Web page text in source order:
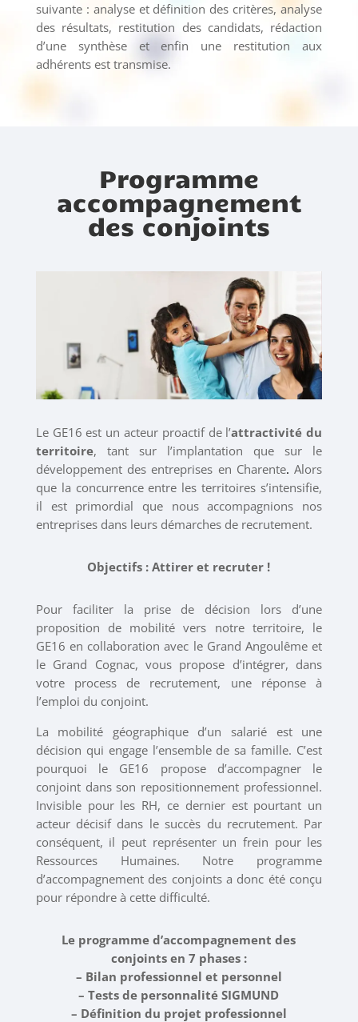
suivante : analyse et définition des critères, analyse
des résultats, restitution des candidats, rédaction
d’une synthèse et enfin une restitution aux
adhérents est transmise.
Programme
accompagnement
des conjoints
Le GE16 est un acteur proactif de l’attractivité du
territoire, tant sur l’implantation que sur le
développement des entreprises en Charente.Alors
que la concurrence entre les territoires s’intensifie,
il est primordial que nous accompagnions nos
entreprises dans leurs démarches de recrutement.
Objectifs :Attirer et recruter !
Pour faciliter la prise de décision lors d’une
proposition de mobilité vers notre territoire, le
GE16 en collaboration avec le Grand Angoulême et
le Grand Cognac, vous propose d’intégrer, dans
votre process de recrutement, une réponse à
l’emploi du conjoint.
La mobilité géographique d’un salarié est une
décision qui engage l’ensemble de sa famille. C’est
pourquoi le GE16 propose d’accompagner le
conjoint dans son repositionnement professionnel.
Invisible pour les RH, ce dernier est pourtant un
acteur décisif dans le succès du recrutement. Par
conséquent, il peut représenter un frein pour les
Ressources Humaines. Notre programme
d’accompagnement des conjoints a donc été conçu
pour répondre à cette difficulté.
Le programme d’accompagnement des
conjoints en 7 phases :
– Bilan professionnel et personnel
– Tests de personnalité SIGMUND
– Définition du projet professionnel